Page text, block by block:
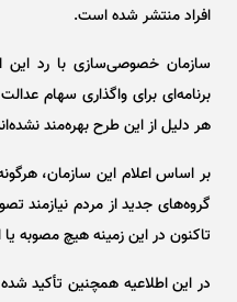
افراد منتشر شده است.
سازمان خصوصی‌سازی با رد این
برنامه‌ای برای واگذاری سهام
هر دلیل از این طرح بهره‌مند
بر اساس اعلام این سازمان،
گروه‌های جدید از مردم نیازمند
تاکنون در این زمینه هیچ مصوبه
در این اطلاعیه همچنین تأکید